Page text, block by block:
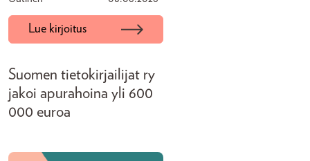
Lue kirjoitus
Suomen tietokirjailijat ry
jakoi apurahoina yli 600
000 euroa